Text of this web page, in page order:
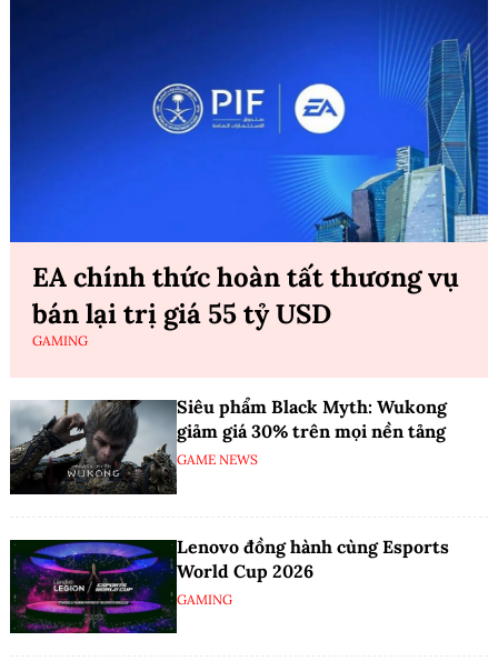
EA chính thức hoàn tất thương vụ
bán lại trị giá 55 tỷ USD
GAMING
Siêu phẩm Black Myth: Wukong
giảm giá 30% trên mọi nền tảng
GAME NEWS
Lenovo đồng hành cùng Esports
World Cup 2026
GAMING